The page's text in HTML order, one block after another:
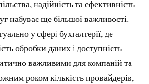
надійність та ефективність
набуває ще більшої важливості.
у сфері бухгалтерії, де
обробки даних і доступність
важливими для компаній та
роком кількість провайдерів,